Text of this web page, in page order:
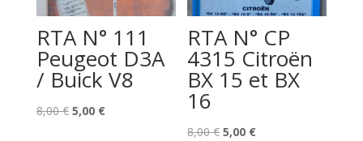
RTA N° 111
Peugeot D3A
/ Buick V8
8,00€ Le
5,00 €Le
RTA N° CP
4315 Citroën
BX 15 et BX
16
8,00€ Le
5,00 €Le